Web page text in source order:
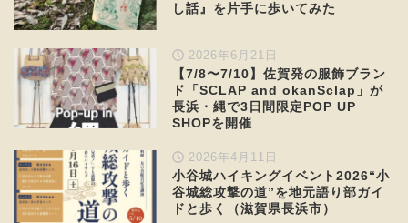
し話』を片手に歩いてみた
2026年6月21日
【7/8〜7/10】佐賀発の服飾ブラン
ド「SCLAP and okanSclap」が
長浜・縄で3日間限定POP UP
SHOPを開催
2026年4月11日
小谷城ハイキングイベント2026“小
谷城総攻撃の道”を地元語り部ガイ
ドと歩く（滋賀県長浜市）